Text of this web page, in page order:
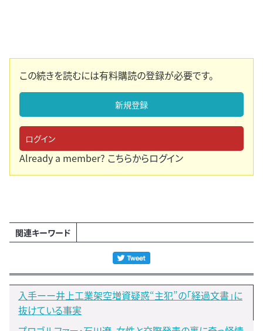
この続きを読むには有料購読の登録が必要です。
新規登録
ログイン
Already a member? こちらからログイン
関連キーワード
入手ーー井上工業架空増資疑惑“主犯”の「経過文書」に
抜けている事実